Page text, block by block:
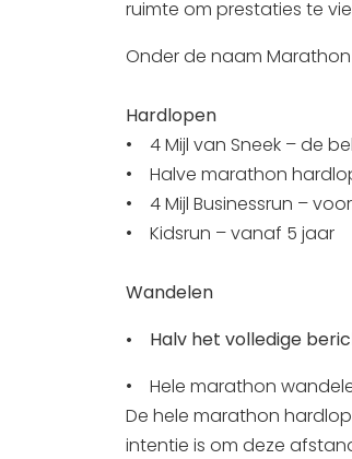
ruimte om prestaties te
Onder de naam
Hardlopen
• 4 Mijl van Sneek – de
• Halve marathon
• 4 Mijl Businessrun –
• Kidsrun – vanaf 5 jaar
Wandelen
• Halv het volledige
• Hele marathon
De hele marathon
intentie is om deze